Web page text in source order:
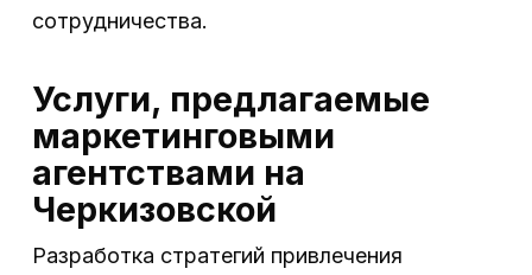
сотрудничества.
Услуги, предлагаемые
маркетинговыми
агентствами на
Черкизовской
Разработка стратегий привлечения